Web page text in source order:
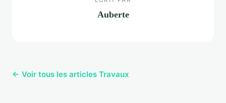
Auberte
← Voir tous les articles Travaux